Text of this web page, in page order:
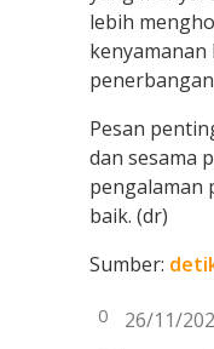
lebih
kenyamanan
Pesan
dan sesama
pengalaman
baik. (dr)
Sumber:
0 26/11/